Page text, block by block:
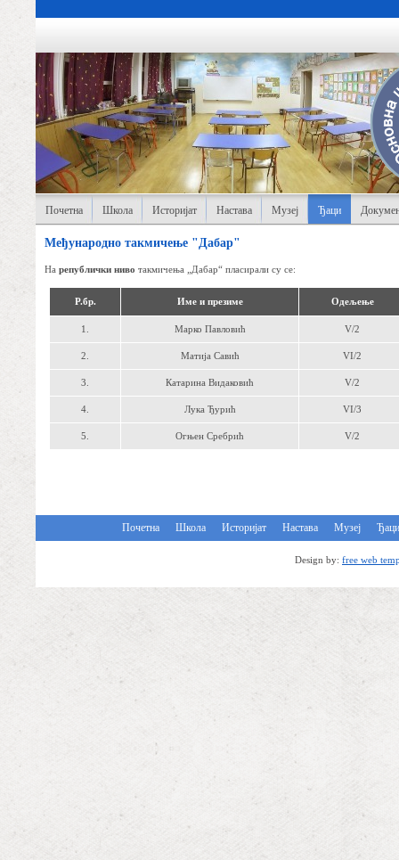
Почетна Школа Историјат Настава Музеј Ђаци
Међународно такмичење "Дабар"
На републички ниво такмичења „Дабар“ пласирали су се:
Р.бр. Име и презиме Одељење
1. Марко Павловић V/2
2. Матија Савић VI/2
3. Катарина Видаковић V/2
4. Лука Ђурић VI/3
5. Огњен Сребрић V/2
Почетна Школа Историјат Настава Музеј Ђаци
Design by: free web